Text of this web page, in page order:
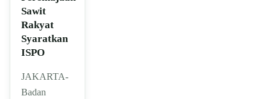
Sawit
Rakyat
Syaratkan
ISPO
JAKARTA-
Badan